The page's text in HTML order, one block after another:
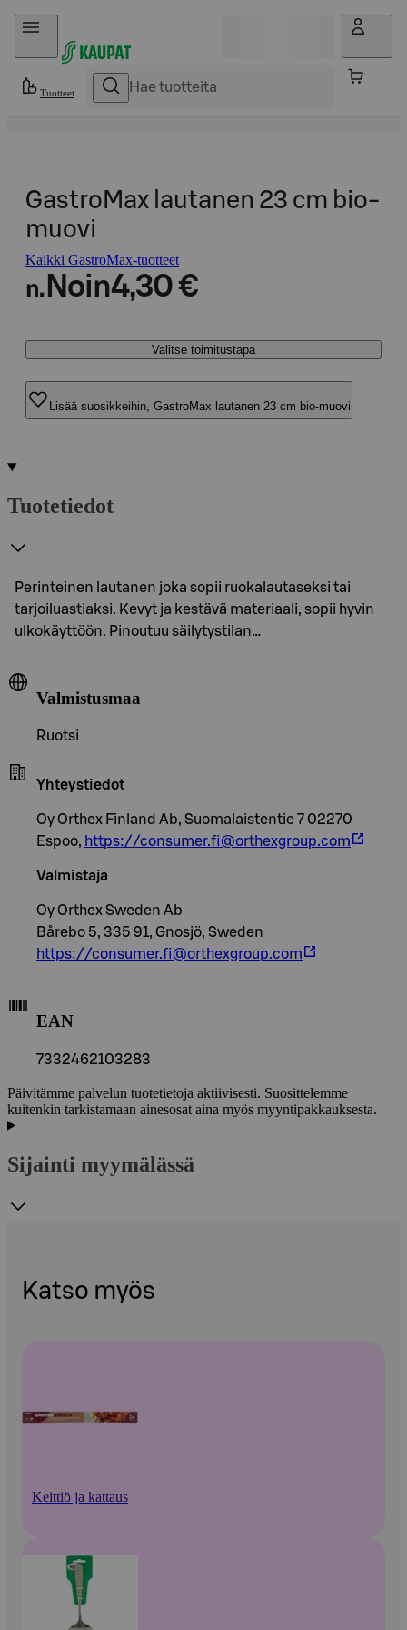
Hyppää sisältöön
Tuotteet
GastroMax lautanen 23 cm bio-
muovi
Kaikki GastroMax-tuotteet
n. Noin4,30 €
Valitse toimitustapa
Lisää suosikkeihin, GastroMax lautanen 23 cm bio-muovi
Tuotetiedot
Perinteinen lautanen joka sopii ruokalautaseksi tai
tarjoiluastiaksi. Kevyt ja kestävä materiaali, sopii hyvin
ulkokäyttöön. Pinoutuu säilytystilan…
Valmistusmaa
Ruotsi
Yhteystiedot
Oy Orthex Finland Ab, Suomalaistentie 7 02270
Espoo, https://consumer.fi@orthexgroup.com
Valmistaja
Oy Orthex Sweden Ab
Bårebo 5, 335 91, Gnosjö, Sweden
https://consumer.fi@orthexgroup.com
EAN
7332462103283
Päivitämme palvelun tuotetietoja aktiivisesti. Suosittelemme
kuitenkin tarkistamaan ainesosat aina myös myyntipakkauksesta.
Sijainti myymälässä
Katso myös
Keittiö ja kattaus